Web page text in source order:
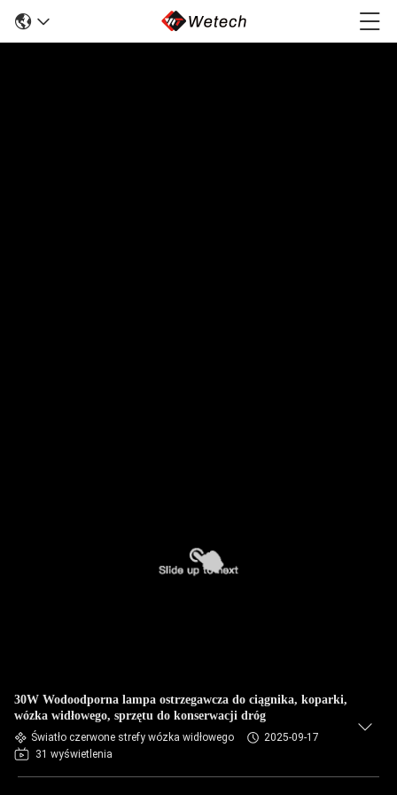
30W Wodoodporna lampa ostrzegawcza do ciągnika, koparki,
wózka widłowego, sprzętu do konserwacji dróg
Światło czerwone strefy wózka widłowego
2025-09-17
31 wyświetlenia